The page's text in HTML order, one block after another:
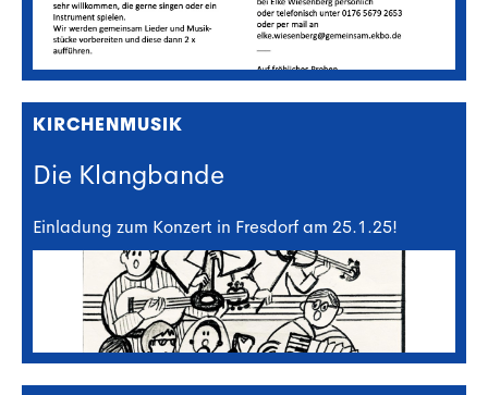
KIRCHENMUSIK
Die Klangbande
Einladung zum Konzert in Fresdorf am 25.1.25!